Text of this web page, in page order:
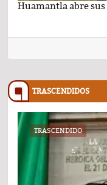
Huamantla abre
TRASCENDIDOS
TRASCENDIDO